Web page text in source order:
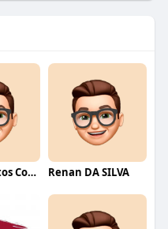
Cleber Santos Costa Renan DA SILVA